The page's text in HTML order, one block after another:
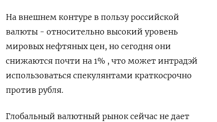
На внешнем контуре в пользу российской
валюты - относительно высокий уровень
мировых нефтяных цен, но сегодня они
снижаются почти на 1% , что может интрадэй
использоваться спекулянтами краткосрочно
против рубля.
Глобальный валютный рынок сейчас не дает